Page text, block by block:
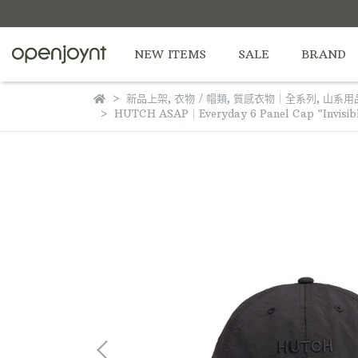
NEW ITEMS SALE BRAND
新品上架, 衣物 / 帽類, 質感衣物｜全系列, 山系用
HUTCH ASAP｜Everyday 6 Panel Cap